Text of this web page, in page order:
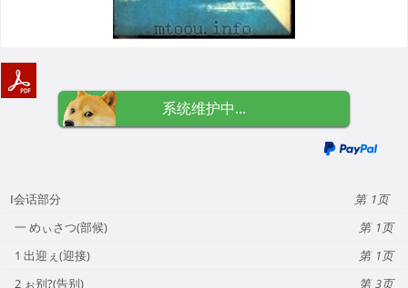
系统维护中...
Ⅰ会话部分
1
一 めぃさつ(部候)
1
1 出迎ぇ(迎接)
1
2 ぉ别?(告别)
3